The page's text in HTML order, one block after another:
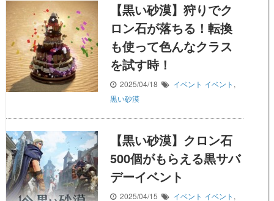
【黒い砂漠】狩りでク
ロン石が落ちる！転換
も使って色んなクラス
を試す時！
2025/04/18 イベント イベント ,
黒い砂漠
【黒い砂漠】クロン石
500個がもらえる黒サバ
デーイベント
2025/04/15 イベント イベント ,